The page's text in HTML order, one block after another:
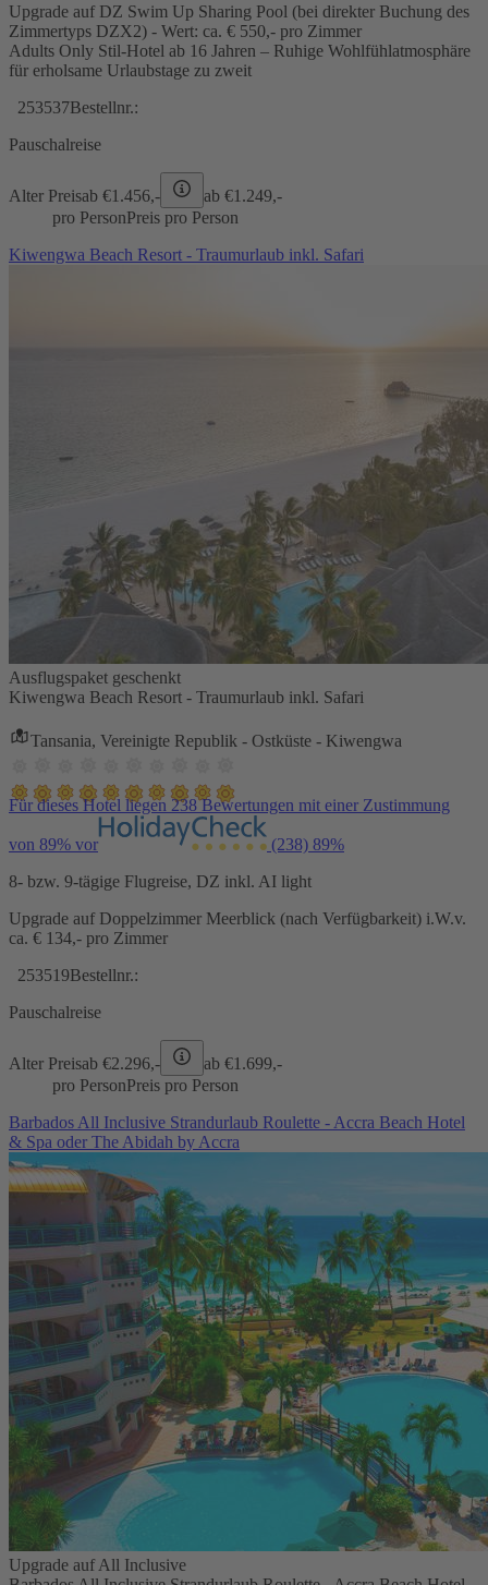
Upgrade auf DZ Swim Up Sharing Pool (bei direkter Buchung des
Zimmertyps DZX2) - Wert: ca. € 550,- pro Zimmer
Adults Only Stil-Hotel ab 16 Jahren – Ruhige Wohlfühlatmosphäre
für erholsame Urlaubstage zu zweit
253537Bestellnr.:
Pauschalreise
Alter Preisab €1.456,- ab €1.249,-
pro PersonPreis pro Person
Kiwengwa Beach Resort - Traumurlaub inkl. Safari
Ausflugspaket geschenkt
Kiwengwa Beach Resort - Traumurlaub inkl. Safari
Tansania, Vereinigte Republik - Ostküste - Kiwengwa
Für dieses Hotel liegen 238 Bewertungen mit einer Zustimmung
von 89% vor (238) 89%
8- bzw. 9-tägige Flugreise, DZ inkl. AI light
Upgrade auf Doppelzimmer Meerblick (nach Verfügbarkeit) i.W.v.
ca. € 134,- pro Zimmer
253519Bestellnr.:
Pauschalreise
Alter Preisab €2.296,- ab €1.699,-
pro PersonPreis pro Person
Barbados All Inclusive Strandurlaub Roulette - Accra Beach Hotel
& Spa oder The Abidah by Accra
Upgrade auf All Inclusive